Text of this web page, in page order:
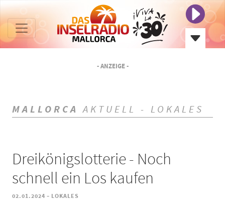
- ANZEIGE -
MALLORCA AKTUELL - LOKALES
Dreikönigslotterie - Noch
schnell ein Los kaufen
02.01.2024 - LOKALES